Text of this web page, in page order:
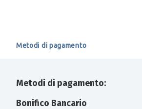
Metodi di pagamento
Metodi di pagamento:
Bonifico Bancario